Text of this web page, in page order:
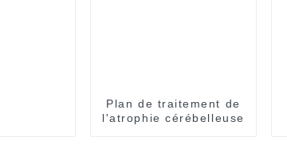
Plan de traitement de
l'atrophie cérébelleuse